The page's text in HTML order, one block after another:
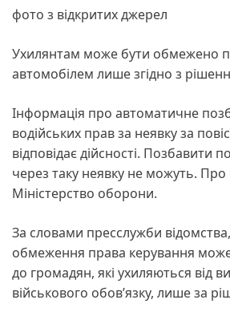
фото з відкритих джерел
Ухилянтам може бути обмежено
автомобілем лише згідно з
Інформація про автоматичне
водійських прав за неявку за
відповідає дійсності. Позбавити
через таку неявку не можуть. Про
Міністерство оборони.
За словами пресслужби
обмеження права керування
до громадян, які ухиляються від
військового обов’язку, лише за